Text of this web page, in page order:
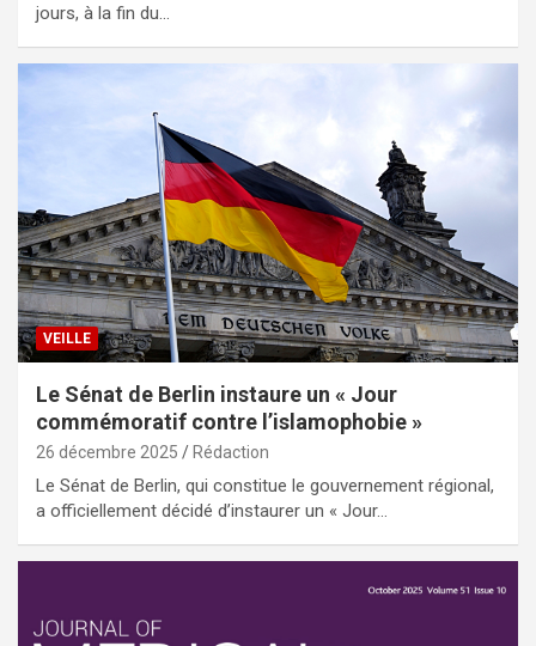
jours, à la fin du…
VEILLE
Le Sénat de Berlin instaure un « Jour
commémoratif contre l’islamophobie »
26 décembre 2025 Rédaction
Le Sénat de Berlin, qui constitue le gouvernement régional,
a officiellement décidé d’instaurer un « Jour…